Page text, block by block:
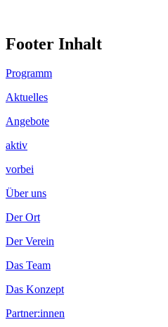
Footer Inhalt
Programm
Aktuelles
Angebote
aktiv
vorbei
Über uns
Der Ort
Der Verein
Das Team
Das Konzept
Partner:innen